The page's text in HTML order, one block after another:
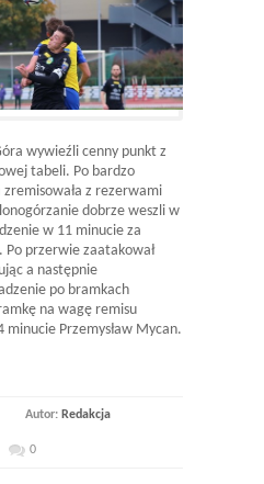
wywieźli cenny punkt z
tabeli. Po bardzo
z rezerwami
dobrze weszli w
w 11 minucie za
Po przerwie zaatakował
a następnie
po bramkach
na wagę remisu
minucie Przemysław Mycan.
Autor: Redakcja
0